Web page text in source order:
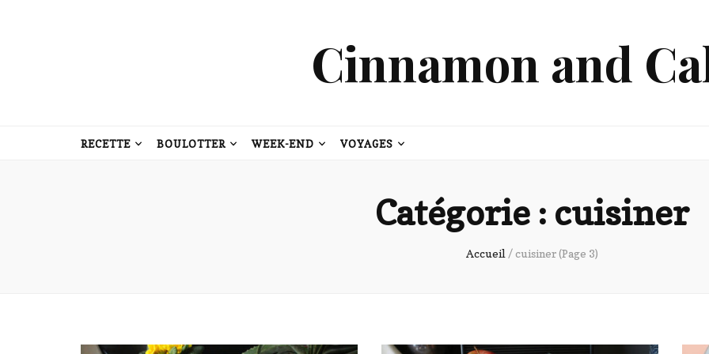
Cinnamon and
RECETTE BOULOTTER WEEK-END VOYAGES
Catégorie : cuisiner
Accueil / cuisiner (Page 3)